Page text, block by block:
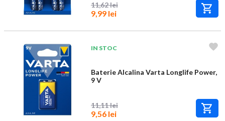
11,62 lei
9,99 lei
IN STOC
Baterie Alcalina Varta Longlife Power,
9 V
11,11 lei
9,56 lei